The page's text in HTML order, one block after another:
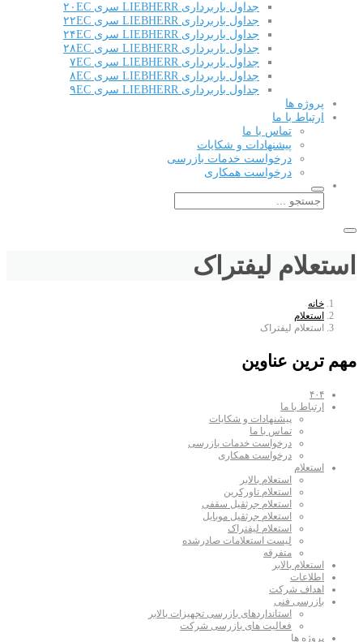
جداول باربرداری LIEBHERR سری ۲۰EC
جداول باربرداری LIEBHERR سری ۲۲EC
جداول باربرداری LIEBHERR سری ۲۴EC
جداول باربرداری LIEBHERR سری ۲۸EC
جداول باربرداری LIEBHERR سری ۷EC
جداول باربرداری LIEBHERR سری ۸EC
جداول باربرداری LIEBHERR سری ۹EC
پروژه ها
ارتباط با ما
تماس با ما
پیشنهادات و شکایات
درخواست خدمات بازرسی
درخواست همکاری
استعلام لیفتراک
خانه
استعلام
استعلام لیفتراک
مهم ترین عناوین
۴۰۴
ارتباط با ما
پیشنهادات و شکایات
تماس با ما
درخواست خدمات بازرسی
درخواست همکاری
استعلام
استعلام بالابر
استعلام تاورکرین
استعلام جرثقیل سقفی
استعلام جرثقیل موبایل
استعلام لیفتراک
لیست استعلامات صادرشده
متفرقه
استعلام بالابر
اطلاعات
اهداف شرکت
بازرسی فنی
استانداردهای بازرسی تجهیزات بالابر
فعالیت های بازرسی شرکت
پروژه ها